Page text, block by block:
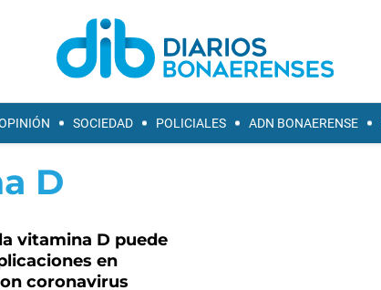
SOCIEDAD POLICIALES ADN BONAERENSE
D
vitamina D puede
en
coronavirus